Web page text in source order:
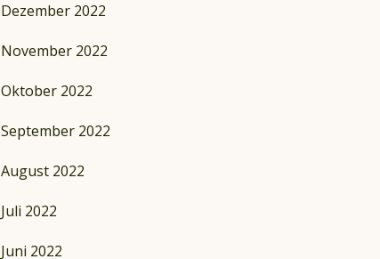
Dezember 2022
November 2022
Oktober 2022
September 2022
August 2022
Juli 2022
Juni 2022